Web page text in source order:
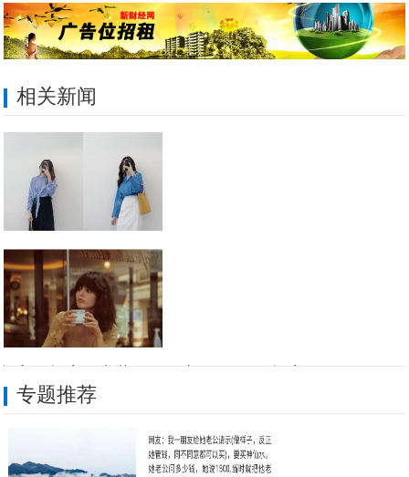
相关新闻
初入职场穿日常装？那可太
法式风格有新元素，用巴黎
法式风格有新元素，用巴黎老灵魂的腔调感，
黄圣依荧光黄西装造型真时尚，中分发型扎低
专题推荐